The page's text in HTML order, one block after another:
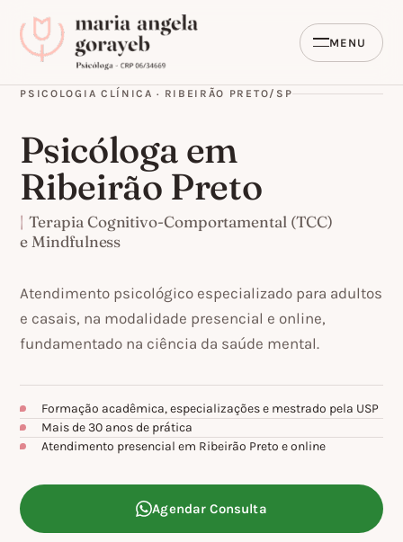
MENU
PSICOLOGIA CLÍNICA · RIBEIRÃO PRETO/SP
Psicóloga em
Ribeirão Preto
| Terapia Cognitivo-Comportamental (TCC)
e Mindfulness
Atendimento psicológico especializado para adultos
e casais, na modalidade presencial e online,
fundamentado na ciência da saúde mental.
Formação acadêmica, especializações e mestrado pela USP
Mais de 30 anos de prática
Atendimento presencial em Ribeirão Pretoeonline
Agendar Consulta